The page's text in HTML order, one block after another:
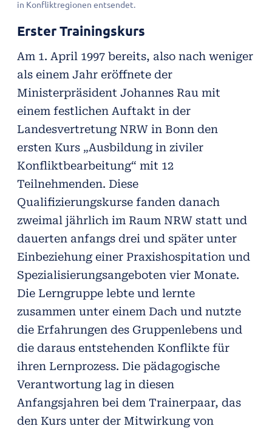
in Konfliktregionen entsendet.
Erster Trainingskurs
Am 1. April 1997 bereits, also nach weniger
als einem Jahr eröffnete der
Ministerpräsident Johannes Rau mit
einem festlichen Auftakt in der
Landesvertretung NRW in Bonn den
ersten Kurs „Ausbildung in ziviler
Konfliktbearbeitung“ mit 12
Teilnehmenden. Diese
Qualifizierungskurse fanden danach
zweimal jährlich im Raum NRW statt und
dauerten anfangs drei und später unter
Einbeziehung einer Praxishospitation und
Spezialisierungsangeboten vier Monate.
Die Lerngruppe lebte und lernte
zusammen unter einem Dach und nutzte
die Erfahrungen des Gruppenlebens und
die daraus entstehenden Konflikte für
ihren Lernprozess. Die pädagogische
Verantwortung lag in diesen
Anfangsjahren bei dem Trainerpaar, das
den Kurs unter der Mitwirkung von